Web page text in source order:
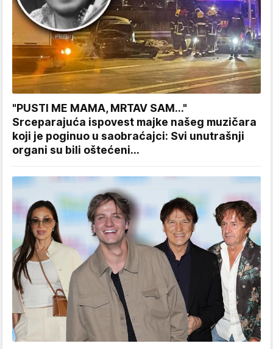
"PUSTI ME MAMA, MRTAV SAM..."
Srceparajuća ispovest majke našeg muzičara
koji je poginuo u saobraćajci: Svi unutrašnji
organi su bili oštećeni...